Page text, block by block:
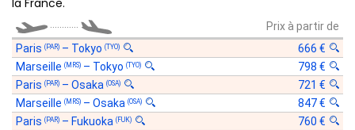
la France.
............
Prix à partir de
Paris (PAR) – Tokyo (TYO)
666 €
Marseille (MRS) – Tokyo (TYO)
798 €
Paris (PAR) – Osaka (OSA)
721 €
Marseille (MRS) – Osaka (OSA)
847 €
Paris (PAR) – Fukuoka (FUK)
760 €